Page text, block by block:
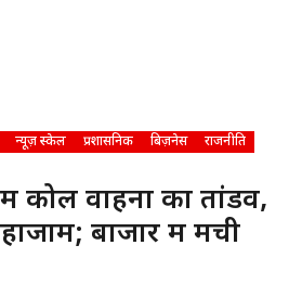
न्यूज़ स्केल प्रशासनिक बिज़नेस
राजनीति
कोल वाहनों का तांडव,
बाजार में मची